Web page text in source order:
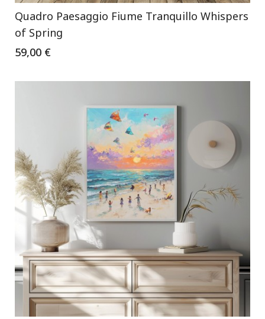
Quadro Paesaggio Fiume Tranquillo Whispers
of Spring
59,00 €